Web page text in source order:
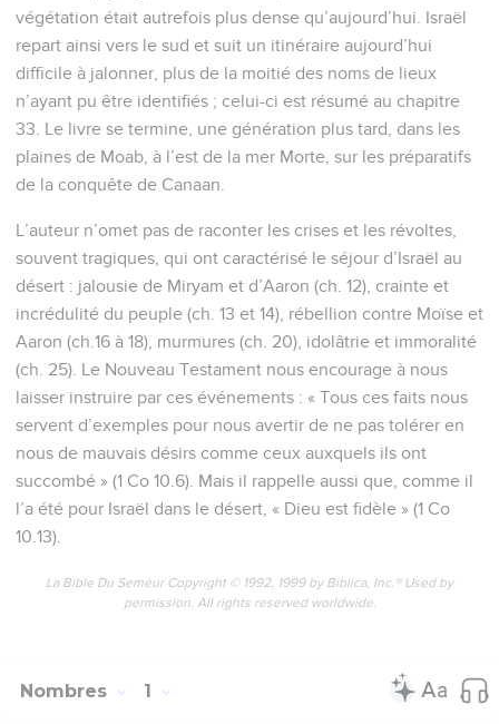
végétation était autrefois plus dense qu’aujourd’hui. Israël
repart ainsi vers le sud et suit un itinéraire aujourd’hui
difficile à jalonner, plus de la moitié des noms de lieux
n’ayant pu être identifiés ; celui-ci est résumé au chapitre
33. Le livre se termine, une génération plus tard, dans les
plaines de Moab, à l’est de la mer Morte, sur les préparatifs
de la conquête de Canaan.
L’auteur n’omet pas de raconter les crises et les révoltes,
souvent tragiques, qui ont caractérisé le séjour d’Israël au
désert : jalousie de Miryam et d’Aaron (ch. 12), crainte et
incrédulité du peuple (ch. 13 et 14), rébellion contre Moïse et
Aaron (ch.16 à 18), murmures (ch. 20), idolâtrie et immoralité
(ch. 25). Le Nouveau Testament nous encourage à nous
laisser instruire par ces événements : « Tous ces faits nous
servent d’exemples pour nous avertir de ne pas tolérer en
nous de mauvais désirs comme ceux auxquels ils ont
succombé » (1 Co 10.6). Mais il rappelle aussi que, comme il
l’a été pour Israël dans le désert, « Dieu est fidèle » (1 Co
10.13).
La Bible Du Semeur Copyright © 1992, 1999 by Biblica, Inc.® Used by
permission. All rights reserved worldwide.
Nombres 1